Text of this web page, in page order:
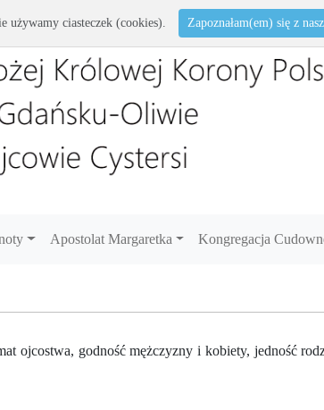
Apostolat Margaretka Kongregacja
ojcostwa, godność mężczyzny i kobiety, jedność
używamy ciasteczek (cookies). Zapoznałam(em) się z